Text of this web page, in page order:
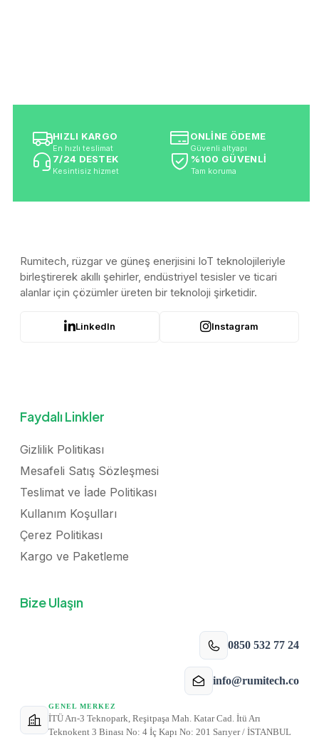
HIZLI KARGO
En hızlı teslimat
ONLİNE ÖDEME
Güvenli altyapı
7/24 DESTEK
Kesintisiz hizmet
%100 GÜVENLİ
Tam koruma
Rumitech, rüzgar ve güneş enerjisini IoT teknolojileriyle
birleştirerek akıllı şehirler, endüstriyel tesisler ve ticari
alanlar için çözümler üreten bir teknoloji şirketidir.
LinkedIn Instagram
Faydalı Linkler
Gizlilik Politikası
Mesafeli Satış Sözleşmesi
Teslimat ve İade Politikası
Kullanım Koşulları
Çerez Politikası
Kargo ve Paketleme
Bize Ulaşın
0850 532 77 24
info@rumitech.co
GENEL MERKEZ
İTÜ Arı-3 Teknopark, Reşitpaşa Mah. Katar Cad. İtü Arı
Teknokent 3 Binası No: 4 İç Kapı No: 201 Sarıyer / İSTANBUL